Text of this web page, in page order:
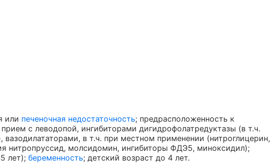
или печеночная недостаточность; предрасположенность к
с леводопой, ингибиторами дигидрофолатредуктазы (в т.ч.
вазодилататорами, в т.ч. при местном применении (нитроглицерин,
нитропруссид, молсидомин, ингибиторы ФДЭ5, миноксидил);
лет); беременность; детский возраст до 4 лет.